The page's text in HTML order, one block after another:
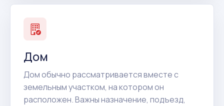
Дом
Дом обычно рассматривается вместе с
земельным участком, на котором он
расположен. Важны назначение, подъезд,